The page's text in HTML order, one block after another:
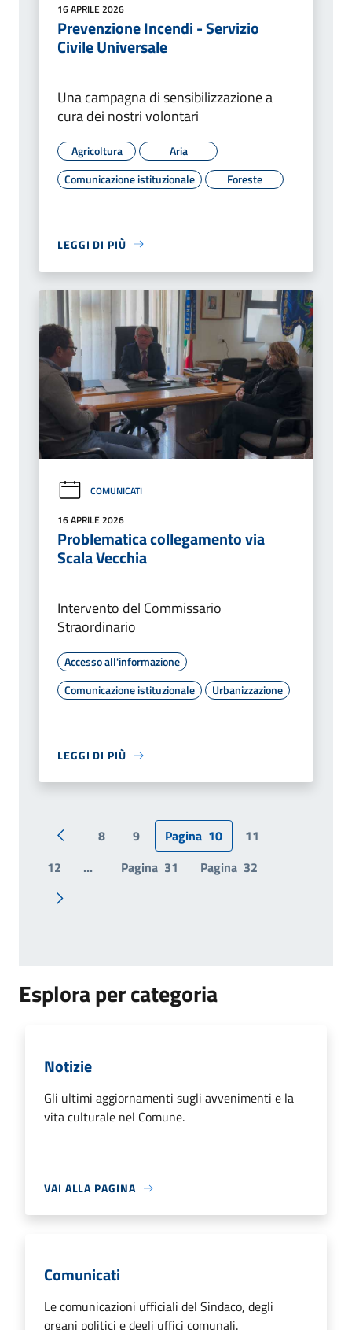
16 APRILE 2026
Prevenzione Incendi - Servizio
Civile Universale
Una campagna di sensibilizzazione a
cura dei nostri volontari
Agricoltura
Aria
Comunicazione istituzionale
Foreste
LEGGI DI PIÙ
COMUNICATI
16 APRILE 2026
Problematica collegamento via
Scala Vecchia
Intervento del Commissario
Straordinario
Accesso all'informazione
Comunicazione istituzionale
Urbanizzazione
LEGGI DI PIÙ
Pagina precedente
8 9 Pagina 10
11
12
... Pagina 31 Pagina 32
Pagina successiva
Esplora per categoria
Notizie
Gli ultimi aggiornamenti sugli avvenimenti e la
vita culturale nel Comune.
VAI ALLA PAGINA
Comunicati
Le comunicazioni ufficiali del Sindaco, degli
organi politici e degli uffici comunali.